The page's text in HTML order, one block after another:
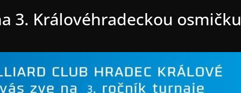
3. Královéhradeckou osmičku